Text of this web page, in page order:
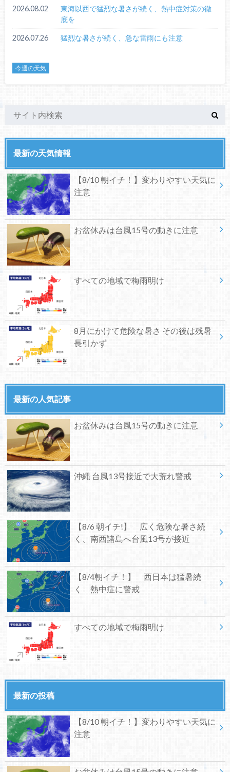
2026.08.02
東海以西で猛烈な暑さが続く、熱中症対策の徹
底を
2026.07.26 猛烈な暑さが続く、急な雷雨にも注意
今週の天気
最新の天気情報
【8/10 朝イチ！】変わりやすい天気に
注意
お盆休みは台風15号の動きに注意
すべての地域で梅雨明け
8月にかけて危険な暑さ その後は残暑
長引かず
最新の人気記事
お盆休みは台風15号の動きに注意
沖縄 台風13号接近で大荒れ警戒
【8/6 朝イチ!】 広く危険な暑さ続
く、南西諸島へ台風13号が接近
【8/4朝イチ！】 西日本は猛暑続
く 熱中症に警戒
すべての地域で梅雨明け
最新の投稿
【8/10 朝イチ！】変わりやすい天気に
注意